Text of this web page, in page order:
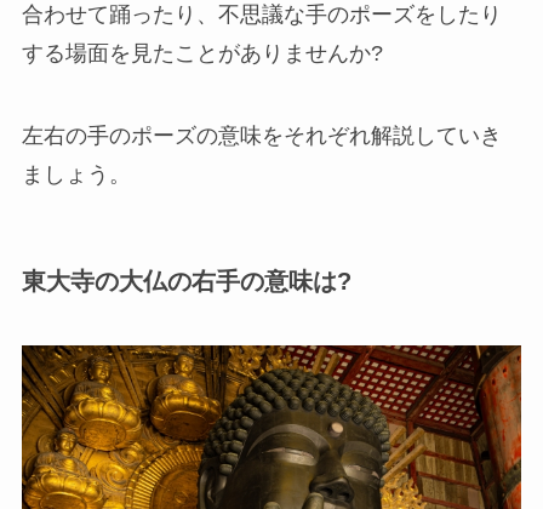
合わせて踊ったり、不思議な手のポーズをしたり
する場面を見たことがありませんか?
左右の手のポーズの意味をそれぞれ解説していき
ましょう。
東大寺の大仏の右手の意味は?